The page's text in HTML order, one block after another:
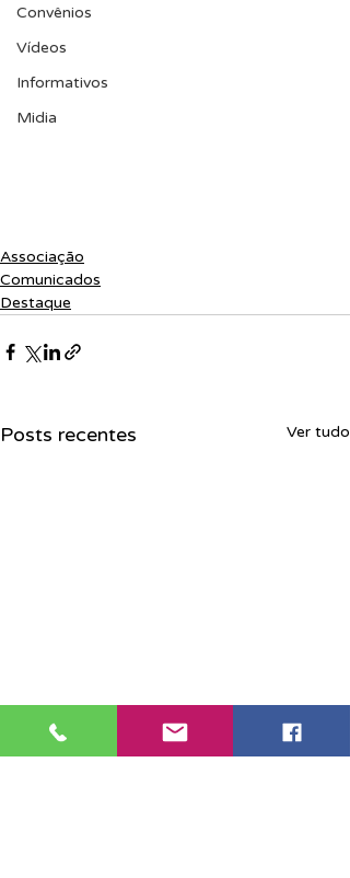
Convênios
Vídeos
Informativos
Midia
Associação
Comunicados
Destaque
Posts recentes Ver tudo